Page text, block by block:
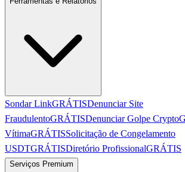
Sondar LinkGRÁTISDenunciar Site
FraudulentoGRÁTISDenunciar Golpe Crypto
VítimaGRÁTISSolicitação de Congelamento
USDTGRÁTISDiretório ProfissionalGRÁTIS
Serviços Premium